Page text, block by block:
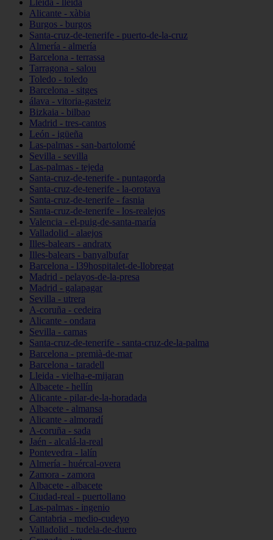
Lleida - lleida
Alicante - xàbia
Burgos - burgos
Santa-cruz-de-tenerife - puerto-de-la-cruz
Almería - almería
Barcelona - terrassa
Tarragona - salou
Toledo - toledo
Barcelona - sitges
álava - vitoria-gasteiz
Bizkaia - bilbao
Madrid - tres-cantos
León - igüeña
Las-palmas - san-bartolomé
Sevilla - sevilla
Las-palmas - tejeda
Santa-cruz-de-tenerife - puntagorda
Santa-cruz-de-tenerife - la-orotava
Santa-cruz-de-tenerife - fasnia
Santa-cruz-de-tenerife - los-realejos
Valencia - el-puig-de-santa-maría
Valladolid - alaejos
Illes-balears - andratx
Illes-balears - banyalbufar
Barcelona - l39hospitalet-de-llobregat
Madrid - pelayos-de-la-presa
Madrid - galapagar
Sevilla - utrera
A-coruña - cedeira
Alicante - ondara
Sevilla - camas
Santa-cruz-de-tenerife - santa-cruz-de-la-palma
Barcelona - premià-de-mar
Barcelona - taradell
Lleida - vielha-e-mijaran
Albacete - hellín
Alicante - pilar-de-la-horadada
Albacete - almansa
Alicante - almoradí
A-coruña - sada
Jaén - alcalá-la-real
Pontevedra - lalín
Almería - huércal-overa
Zamora - zamora
Albacete - albacete
Ciudad-real - puertollano
Las-palmas - ingenio
Cantabria - medio-cudeyo
Valladolid - tudela-de-duero